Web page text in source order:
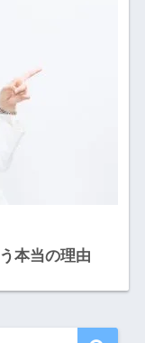
本当の理由